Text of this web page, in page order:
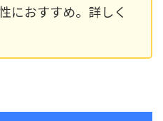
におすすめ。詳しく